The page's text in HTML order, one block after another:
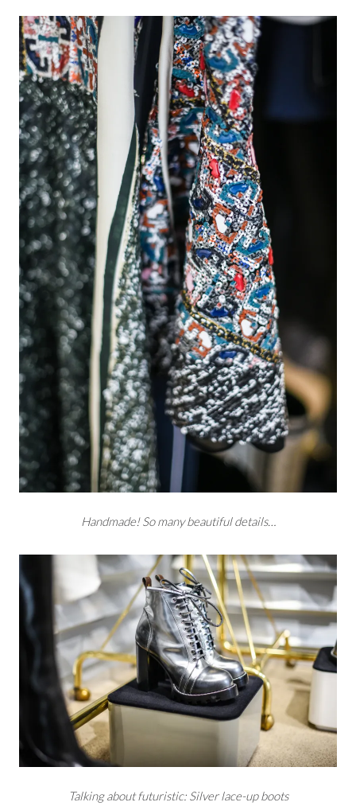
Handmade! So many beautiful details…
Talking about futuristic: Silver lace-up boots